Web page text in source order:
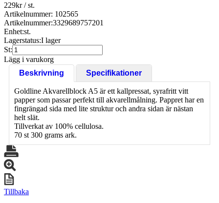
229kr/ st.
Artikelnummer: 102565
Artikelnummer:3329689757201
Enhet:st.
Lagerstatus:I lager
St:
Lägg i varukorg
Beskrivning
Specifikationer
Goldline Akvarellblock A5 är ett kallpressat, syrafritt vitt
papper som passar perfekt till akvarellmålning. Pappret har en
fingrängad sida med lite struktur och andra sidan är nästan
helt slät.
Tillverkat av 100% cellulosa.
70 st 300 grams ark.
Tillbaka